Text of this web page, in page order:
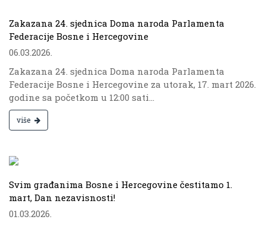
Zakazana 24. sjednica Doma naroda Parlamenta
Federacije Bosne i Hercegovine
06.03.2026.
Zakazana 24. sjednica Doma naroda Parlamenta
Federacije Bosne i Hercegovine za utorak, 17. mart 2026.
godine sa početkom u 12:00 sati...
više
Svim građanima Bosne i Hercegovine čestitamo 1.
mart, Dan nezavisnosti!
01.03.2026.